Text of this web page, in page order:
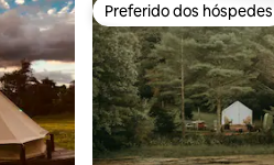
Preferido dos hóspedes
Preferido dos hóspedes